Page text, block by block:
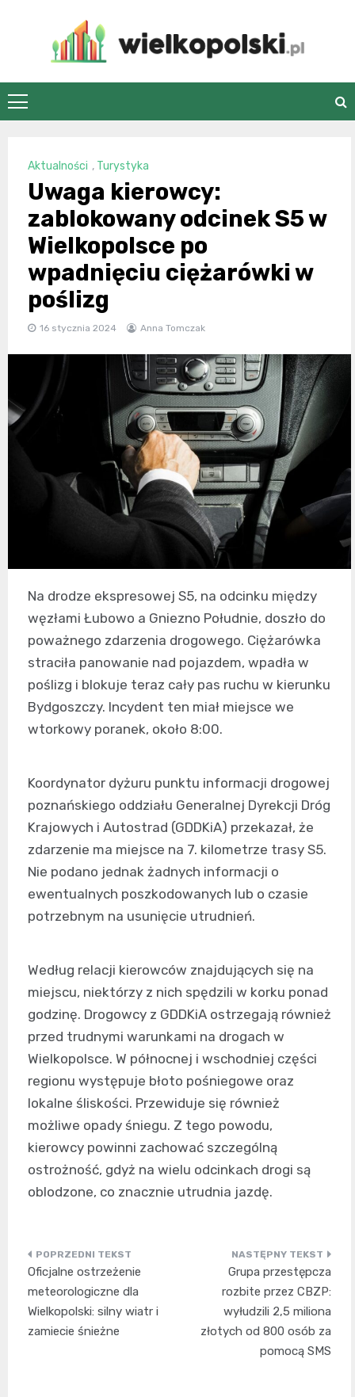
wielkopolski.pl
Aktualności , Turystyka
Uwaga kierowcy:
zablokowany odcinek S5 w
Wielkopolsce po
wpadnięciu ciężarówki w
poślizg
16 stycznia 2024 Anna Tomczak
Na drodze ekspresowej S5, na odcinku między
węzłami Łubowo a Gniezno Południe, doszło do
poważnego zdarzenia drogowego. Ciężarówka
straciła panowanie nad pojazdem, wpadła w
poślizg i blokuje teraz cały pas ruchu w kierunku
Bydgoszczy. Incydent ten miał miejsce we
wtorkowy poranek, około 8:00.
Koordynator dyżuru punktu informacji drogowej
poznańskiego oddziału Generalnej Dyrekcji Dróg
Krajowych i Autostrad (GDDKiA) przekazał, że
zdarzenie ma miejsce na 7. kilometrze trasy S5.
Nie podano jednak żadnych informacji o
ewentualnych poszkodowanych lub o czasie
potrzebnym na usunięcie utrudnień.
Według relacji kierowców znajdujących się na
miejscu, niektórzy z nich spędzili w korku ponad
godzinę. Drogowcy z GDDKiA ostrzegają również
przed trudnymi warunkami na drogach w
Wielkopolsce. W północnej i wschodniej części
regionu występuje błoto pośniegowe oraz
lokalne śliskości. Przewiduje się również
możliwe opady śniegu. Z tego powodu,
kierowcy powinni zachować szczególną
ostrożność, gdyż na wielu odcinkach drogi są
oblodzone, co znacznie utrudnia jazdę.
Nawigacja
wpisu
Oficjalne ostrzeżenie
meteorologiczne dla
Wielkopolski: silny wiatr i
zamiecie śnieżne
Grupa przestępcza
rozbite przez CBZP:
wyłudzili 2,5 miliona
złotych od 800 osób za
pomocą SMS